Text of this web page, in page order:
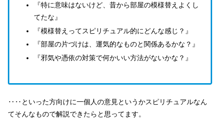
『特に意味はないけど、昔から部屋の模様替えよくし
てたな』
『模様替えってスピリチュアル的にどんな感じ？』
『部屋の片づけは、運気的なものと関係あるかな？』
『邪気や憑依の対策で何かいい方法がないかな？』
‥‥といった方向けに一個人の意見というかスピリチュアルなん
てそんなもので解説できたらと思ってます。